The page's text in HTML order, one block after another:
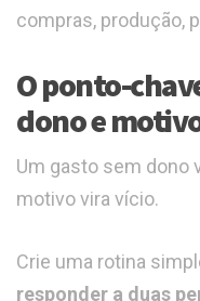
compras, produção,
O ponto-
dono e
Um gasto sem dono
motivo vira vício.
Crie uma rotina
responder a duas